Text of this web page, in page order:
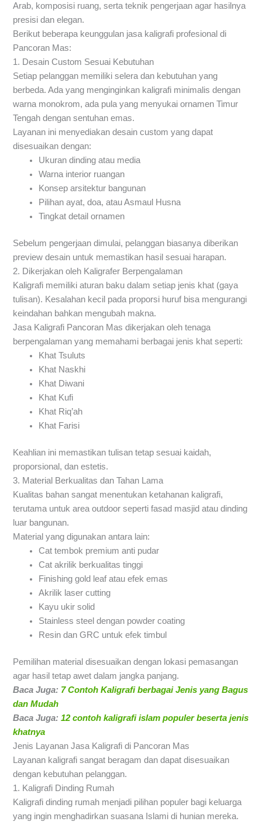
Arab, komposisi ruang, serta teknik pengerjaan agar hasilnya
presisi dan elegan.
Berikut beberapa keunggulan jasa kaligrafi profesional di
Pancoran Mas:
1. Desain Custom Sesuai Kebutuhan
Setiap pelanggan memiliki selera dan kebutuhan yang
berbeda. Ada yang menginginkan kaligrafi minimalis dengan
warna monokrom, ada pula yang menyukai ornamen Timur
Tengah dengan sentuhan emas.
Layanan ini menyediakan desain custom yang dapat
disesuaikan dengan:
Ukuran dinding atau media
Warna interior ruangan
Konsep arsitektur bangunan
Pilihan ayat, doa, atau Asmaul Husna
Tingkat detail ornamen
Sebelum pengerjaan dimulai, pelanggan biasanya diberikan
preview desain untuk memastikan hasil sesuai harapan.
2. Dikerjakan oleh Kaligrafer Berpengalaman
Kaligrafi memiliki aturan baku dalam setiap jenis khat (gaya
tulisan). Kesalahan kecil pada proporsi huruf bisa mengurangi
keindahan bahkan mengubah makna.
Jasa Kaligrafi Pancoran Mas dikerjakan oleh tenaga
berpengalaman yang memahami berbagai jenis khat seperti:
Khat Tsuluts
Khat Naskhi
Khat Diwani
Khat Kufi
Khat Riq’ah
Khat Farisi
Keahlian ini memastikan tulisan tetap sesuai kaidah,
proporsional, dan estetis.
3. Material Berkualitas dan Tahan Lama
Kualitas bahan sangat menentukan ketahanan kaligrafi,
terutama untuk area outdoor seperti fasad masjid atau dinding
luar bangunan.
Material yang digunakan antara lain:
Cat tembok premium anti pudar
Cat akrilik berkualitas tinggi
Finishing gold leaf atau efek emas
Akrilik laser cutting
Kayu ukir solid
Stainless steel dengan powder coating
Resin dan GRC untuk efek timbul
Pemilihan material disesuaikan dengan lokasi pemasangan
agar hasil tetap awet dalam jangka panjang.
Baca Juga: 7 Contoh Kaligrafi berbagai Jenis yang Bagus
dan Mudah
Baca Juga:12 contoh kaligrafi islam populer beserta jenis
khatnya
Jenis Layanan Jasa Kaligrafi di Pancoran Mas
Layanan kaligrafi sangat beragam dan dapat disesuaikan
dengan kebutuhan pelanggan.
1. Kaligrafi Dinding Rumah
Kaligrafi dinding rumah menjadi pilihan populer bagi keluarga
yang ingin menghadirkan suasana Islami di hunian mereka.